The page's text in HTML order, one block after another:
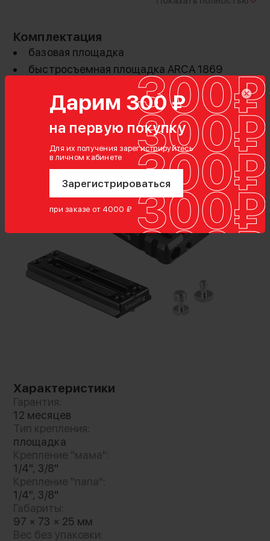
Дарим 300 ₽
на первую покупку
Для их получения зарегистрируйтесь
в личном кабинете
Зарегистрироваться
при заказе от 4000 ₽
Smallrig 1817 совместима с устройствами
SmallRig Arca Swiss Quick Release Plate
1710/1708/1869. Сама площадка выполнена из
высокопрочного алюминиевого сплава.
Представленная модель имеет резьбовые
соединения 1/4" и 3/8" для монтажа
дополнительных фотоаксессуаров
Комплектация
базовая площадка
быстросъемная площадка ARCA 1869
винт 3/8"
Характеристики
Гарантия:
12 месяцев
Тип крепления:
площадка
Крепление "мама":
1/4", 3/8"
Крепление "папа":
1/4", 3/8"
Габариты:
97 × 73 × 25 мм
Вес без упаковки: